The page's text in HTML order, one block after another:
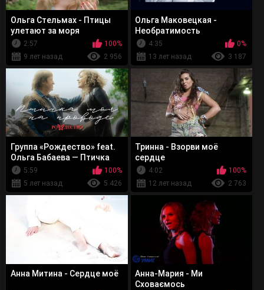
Ольга Стельмах - Птицы
улетают за моря
2:57
100%
9 лет назад
2 956
Ольга Маковецкая -
Необратимость
4:35
0%
13 лет назад
3 187
Группа «Рождество» feat.
Ольга Бабаева — Птичка
моя на проводе
5:59
100%
5 лет назад
5 426
Тринна - Взорви моё
сердце
4:02
100%
12 лет назад
2 763
Анна Митина - Сердце моё
Анна-Мария - Ми
Сховаємось